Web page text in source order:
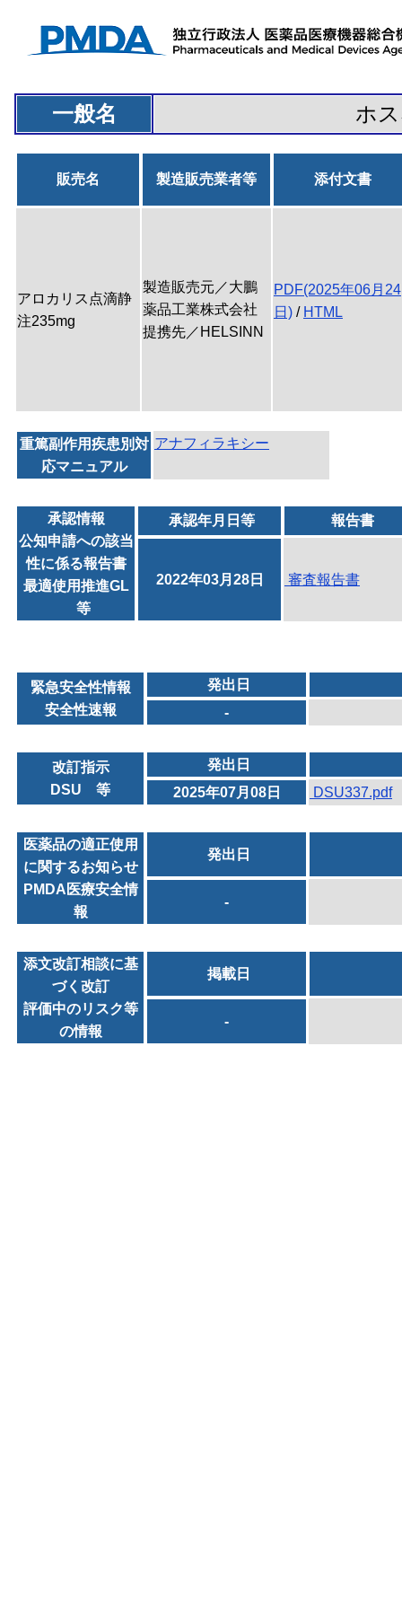
一般名 ホ
販売名 製造販売業者等 添付文書
アロカリス点滴静
注235mg
製造販売元／大鵬
薬品工業株式会社
提携先／HELSINN
PDF(2025年06月24
日) / HTML
重篤副作用疾患別対
応マニュアル
アナフィラキシー
承認情報
公知申請への該当
性に係る報告書
最適使用推進GL
等
承認年月日等 報告書
2022年03月28日 審査報告書
緊急安全性情報
安全性速報
発出日
-
改訂指示
DSU 等
発出日
2025年07月08日
DSU337.pdf
医薬品の適正使用
に関するお知らせ
PMDA医療安全情
報
発出日
-
添文改訂相談に基
づく改訂
評価中のリスク等
の情報
掲載日
-